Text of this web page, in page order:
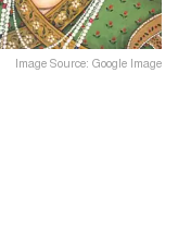
Image Source: Google Image